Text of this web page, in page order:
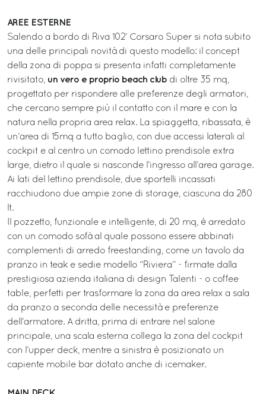
AREE ESTERNE
Salendo a bordo di Riva 102’ Corsaro Super si nota subito
una delle principali novità di questo modello: il concept
della zona di poppa si presenta infatti completamente
rivisitato, un vero e proprio beach club di oltre 35 mq,
progettato per rispondere alle preferenze degli armatori,
che cercano sempre più il contatto con il mare e con la
natura nella propria area relax. La spiaggetta, ribassata, è
un’area di 15mq a tutto baglio, con due accessi laterali al
cockpit e al centro un comodo lettino prendisole extra
large, dietro il quale si nasconde l’ingresso all’area garage.
Ai lati del lettino prendisole, due sportelli incassati
racchiudono due ampie zone di storage, ciascuna da 280
lt.
Il pozzetto, funzionale e intelligente, di 20 mq, è arredato
con un comodo sofà al quale possono essere abbinati
complementi di arredo freestanding, come un tavolo da
pranzo in teak e sedie modello “Riviera” - firmate dalla
prestigiosa azienda italiana di design Talenti - o coffee
table, perfetti per trasformare la zona da area relax a sala
da pranzo a seconda delle necessità e preferenze
dell’armatore. A dritta, prima di entrare nel salone
principale, una scala esterna collega la zona del cockpit
con l’upper deck, mentre a sinistra è posizionato un
capiente mobile bar dotato anche di icemaker.